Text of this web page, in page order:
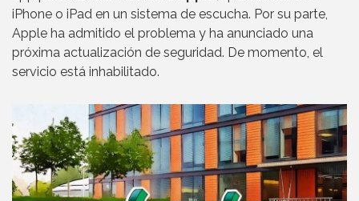
iPhone o iPad en un sistema de escucha. Por su parte,
Apple ha admitido el problema y ha anunciado una
próxima actualización de seguridad. De momento, el
servicio está inhabilitado.